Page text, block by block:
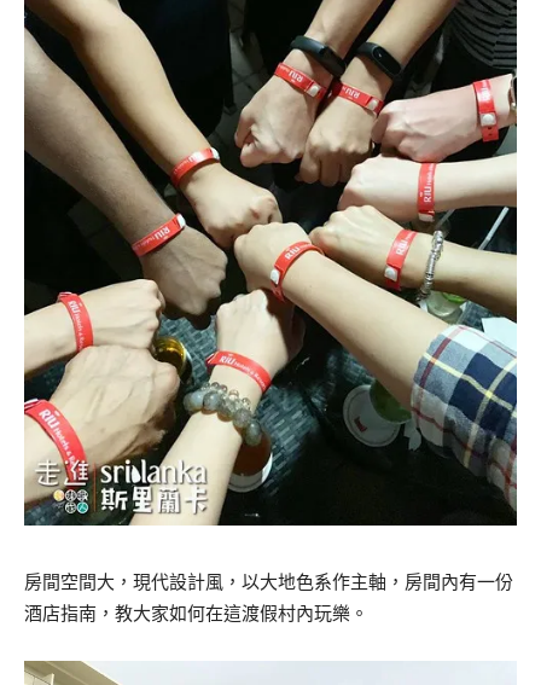
房間空間大，現代設計風，以大地色系作主軸，房間內有一份
酒店指南，教大家如何在這渡假村內玩樂。